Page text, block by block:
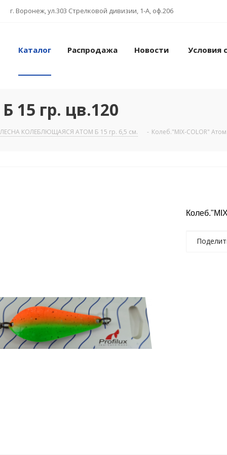
г. Воронеж, ул.303 Стрелковой дивизии, 1-А, оф.206
Каталог Распродажа Новости Условия
15 гр. цв.120
КОЛЕБЛЮЩАЯСЯ АТОМ Б 15 гр. 6,5 см. - Колеб."MIX-COLOR"